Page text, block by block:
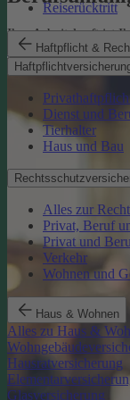
Reiserücktritt
Haftpflicht &
Dienst und
Tierhalter
Haus und Bau
Alles zur
Privat, Beruf
Privat und
Verkehr
Wohnen und
Haus & Wohnen
Alles zu Haus &
Hausratversicherung
Glasversicherung
Ihre Arbeitskraft ist
Mehr erfahren